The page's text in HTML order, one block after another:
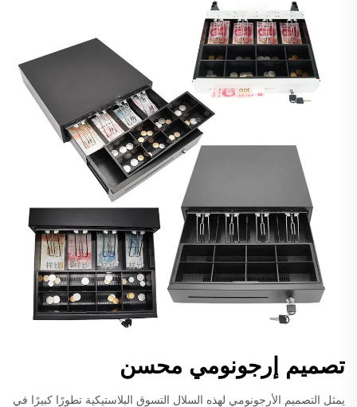
تصميم إرجونومي محسن
يمثل التصميم الأرجونومي لهذه السلال التسوق البلاستيكية تطورًا كبيرًا في